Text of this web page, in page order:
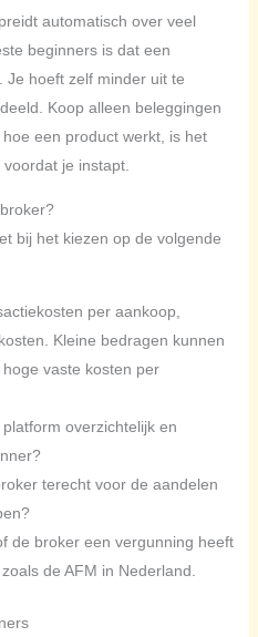
automatisch over veel
beginners is dat een
Je hoeft zelf minder uit te
Koop alleen beleggingen
een product werkt, is het
je instapt.
bij het kiezen op de volgende
per aankoop,
Kleine bedragen kunnen
vaste kosten per
platform overzichtelijk en
terecht voor de aandelen
de broker een vergunning heeft
de AFM in Nederland.